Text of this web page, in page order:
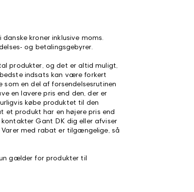
kroner inklusive moms.
og betalingsgebyrer.
produkter, og det er altid muligt,
indsats kan være forkert
en del af forsendelsesrutinen
en lavere pris end den, der er
købe produktet til den
et produkt har en højere pris end
Gant DK dig eller afviser
med rabat er tilgængelige, så
gælder for produkter til